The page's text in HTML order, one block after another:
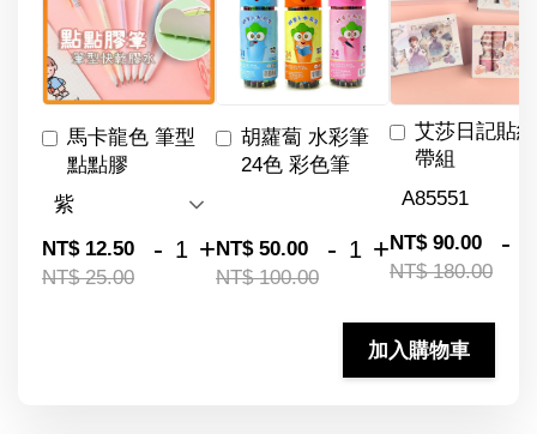
馬卡龍色 筆型
點點膠
NT$ 12.50
NT$ 25.00
- +
胡蘿蔔 水彩筆
24色 彩色筆
NT$ 50.00
NT$ 100.00
- +
艾莎日記貼
帶組
NT$ 90.00
NT$ 180.00
-
加入購物車